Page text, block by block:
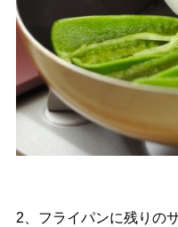
2、フライパンに残りの